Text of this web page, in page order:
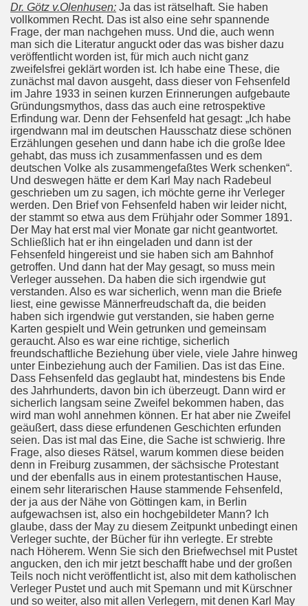
Dr. Götz v.Olenhusen: Ja das ist rätselhaft. Sie haben
vollkommen Recht. Das ist also eine sehr spannende
Frage, der man nachgehen muss. Und die, auch wenn
man sich die Literatur anguckt oder das was bisher dazu
veröffentlicht worden ist, für mich auch nicht ganz
zweifelsfrei geklärt worden ist. Ich habe eine These, die
zunächst mal davon ausgeht, dass dieser von Fehsenfeld
im Jahre 1933 in seinen kurzen Erinnerungen aufgebaute
Gründungsmythos, dass das auch eine retrospektive
Erfindung war. Denn der Fehsenfeld hat gesagt: „Ich habe
irgendwann mal im deutschen Hausschatz diese schönen
Erzählungen gesehen und dann habe ich die große Idee
gehabt, das muss ich zusammenfassen und es dem
deutschen Volke als zusammengefaßtes Werk schenken“.
Und deswegen hätte er dem Karl May nach Radebeul
geschrieben um zu sagen, ich möchte gerne ihr Verleger
werden. Den Brief von Fehsenfeld haben wir leider nicht,
der stammt so etwa aus dem Frühjahr oder Sommer 1891.
Der May hat erst mal vier Monate gar nicht geantwortet.
Schließlich hat er ihn eingeladen und dann ist der
Fehsenfeld hingereist und sie haben sich am Bahnhof
getroffen. Und dann hat der May gesagt, so muss mein
Verleger aussehen. Da haben die sich irgendwie gut
verstanden. Also es war sicherlich, wenn man die Briefe
liest, eine gewisse Männerfreudschaft da, die beiden
haben sich irgendwie gut verstanden, sie haben gerne
Karten gespielt und Wein getrunken und gemeinsam
geraucht. Also es war eine richtige, sicherlich
freundschaftliche Beziehung über viele, viele Jahre hinweg
unter Einbeziehung auch der Familien. Das ist das Eine.
Dass Fehsenfeld das geglaubt hat, mindestens bis Ende
des Jahrhunderts, davon bin ich überzeugt. Dann wird er
sicherlich langsam seine Zweifel bekommen haben, das
wird man wohl annehmen können. Er hat aber nie Zweifel
geäußert, dass diese erfundenen Geschichten erfunden
seien. Das ist mal das Eine, die Sache ist schwierig. Ihre
Frage, also dieses Rätsel, warum kommen diese beiden
denn in Freiburg zusammen, der sächsische Protestant
und der ebenfalls aus in einem protestantischen Hause,
einem sehr literarischen Hause stammende Fehsenfeld,
der ja aus der Nähe von Göttingen kam, in Berlin
aufgewachsen ist, also ein hochgebildeter Mann? Ich
glaube, dass der May zu diesem Zeitpunkt unbedingt einen
Verleger suchte, der Bücher für ihn verlegte. Er strebte
nach Höherem. Wenn Sie sich den Briefwechsel mit Pustet
angucken, den ich mir jetzt beschafft habe und der großen
Teils noch nicht veröffentlicht ist, also mit dem katholischen
Verleger Pustet und auch mit Spemann und mit Kürschner
und so weiter, also mit allen Verlegern, mit denen Karl May